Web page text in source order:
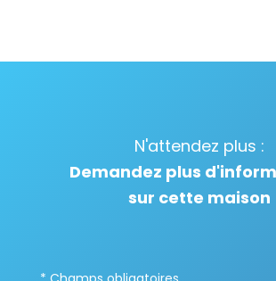
N'attendez plus :
Demandez plus
sur cette maison